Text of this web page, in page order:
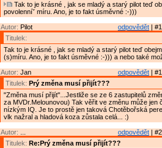
Tak to je krásné , jak se mladý a starý pilot teď
povolenníˇ míru. Ano, je to fakt úsměvné :-)))
odpovědět |
Autor: Pilot
Titulek:
Tak to je krásné , jak se mladý a starý pilot teď
(s)míru. Ano, je to fakt úsměvné :-))) a nebo také
odpovědět |
Autor: Jan
Titulek: Prý změna musí přijít???
"Změna musí přijít"...Jestliže se ze 6 zastupitelů
za MVDr.Melounovou) Tak věřit ve změnu může jen
nízkým IQ. Je to prostě jen taková Chotěbořská
vlk nažral a hladová koza zůstala celá... :)
odpovědět |
Autor:
Titulek: Re:Prý změna musí přijít???